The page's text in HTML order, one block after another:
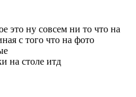
это ну совсем ни то что на
с того что на фото
на столе итд